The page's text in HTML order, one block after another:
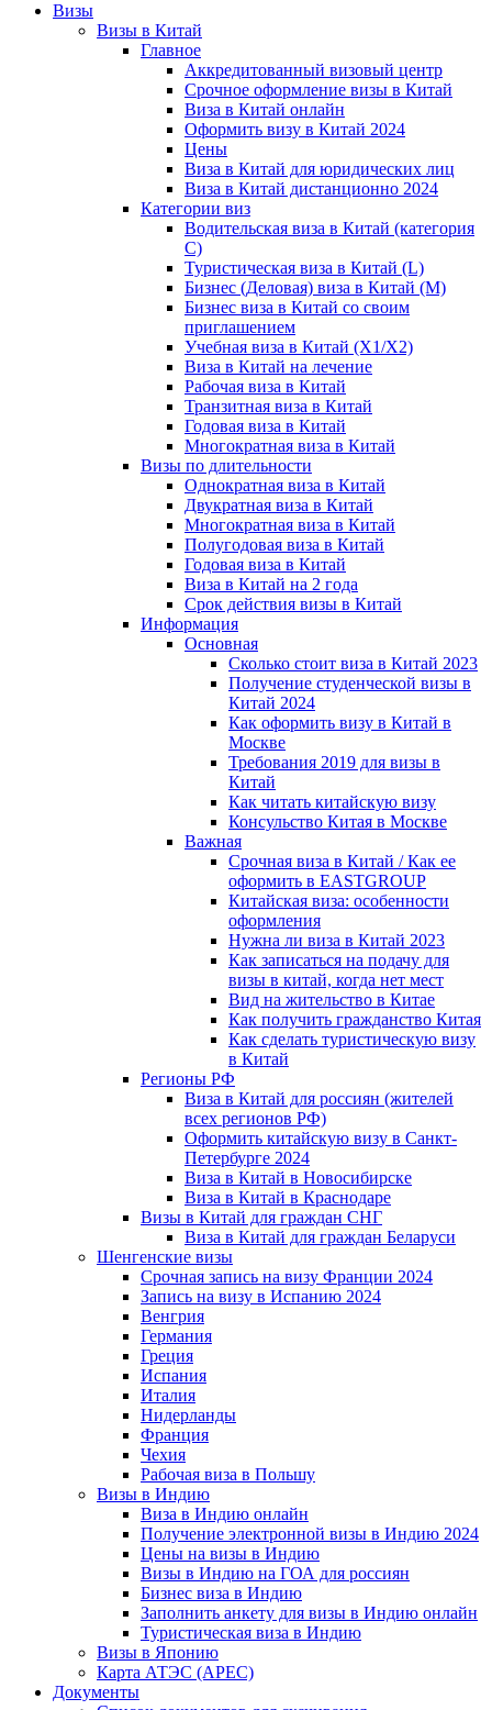
Визы
Визы в Китай
Главное
Аккредитованный визовый центр
Срочное оформление визы в Китай
Виза в Китай онлайн
Оформить визу в Китай 2024
Цены
Виза в Китай для юридических лиц
Виза в Китай дистанционно 2024
Категории виз
Водительская виза в Китай (категория
С)
Туристическая виза в Китай (L)
Бизнес (Деловая) виза в Китай (M)
Бизнес виза в Китай со своим
приглашением
Учебная виза в Китай (X1/X2)
Виза в Китай на лечение
Рабочая виза в Китай
Транзитная виза в Китай
Годовая виза в Китай
Многократная виза в Китай
Визы по длительности
Однократная виза в Китай
Двукратная виза в Китай
Многократная виза в Китай
Полугодовая виза в Китай
Годовая виза в Китай
Виза в Китай на 2 года
Срок действия визы в Китай
Информация
Основная
Сколько стоит виза в Китай 2023
Получение студенческой визы в
Китай 2024
Как оформить визу в Китай в
Москве
Требования 2019 для визы в
Китай
Как читать китайскую визу
Консульство Китая в Москве
Важная
Срочная виза в Китай / Как ее
оформить в EASTGROUP
Китайская виза: особенности
оформления
Нужна ли виза в Китай 2023
Как записаться на подачу для
визы в китай, когда нет мест
Вид на жительство в Китае
Как получить гражданство Китая
Как сделать туристическую визу
в Китай
Регионы РФ
Виза в Китай для россиян (жителей
всех регионов РФ)
Оформить китайскую визу в Санкт-
Петербурге 2024
Виза в Китай в Новосибирске
Виза в Китай в Краснодаре
Визы в Китай для граждан СНГ
Виза в Китай для граждан Беларуси
Шенгенские визы
Срочная запись на визу Франции 2024
Запись на визу в Испанию 2024
Венгрия
Германия
Греция
Испания
Италия
Нидерланды
Франция
Чехия
Рабочая виза в Польшу
Визы в Индию
Виза в Индию онлайн
Получение электронной визы в Индию 2024
Цены на визы в Индию
Визы в Индию на ГОА для россиян
Бизнес виза в Индию
Заполнить анкету для визы в Индию онлайн
Туристическая виза в Индию
Визы в Японию
Карта АТЭС (APEC)
Документы